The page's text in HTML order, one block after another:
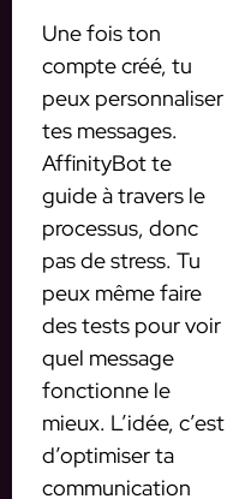
Une fois ton
compte créé, tu
peux personnaliser
tes messages.
AffinityBot te
guide à travers le
processus, donc
pas de stress. Tu
peux même faire
des tests pour voir
quel message
fonctionne le
mieux. L’idée, c’est
d’optimiser ta
communication